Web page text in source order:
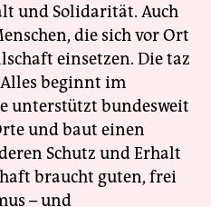
und Solidarität. Auch
die sich vor Ort
einsetzen. Die taz
beginnt im
unterstützt bundesweit
und baut einen
Schutz und Erhalt
braucht guten, frei
– und